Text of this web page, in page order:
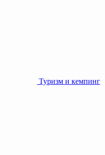
Туризм и кемпинг